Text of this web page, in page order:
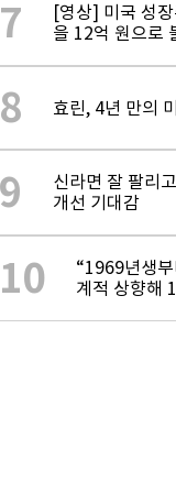
7
[영상] 미국 성
을 12억 원으로
8 효린, 4년 만의
9
신라면 잘 팔리
개선 기대감
10
“1969년생
계적 상향해